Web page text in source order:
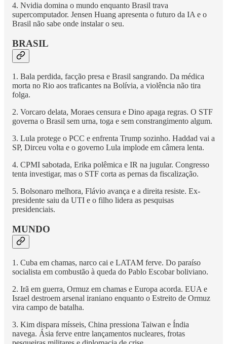
4. Nvidia domina o mundo enquanto Brasil trava
supercomputador. Jensen Huang apresenta o futuro da IA e o
Brasil não sabe onde instalar o seu.
BRASIL
1. Bala perdida, facção presa e Brasil sangrando. Da médica
morta no Rio aos traficantes na Bolívia, a violência não tira
folga.
2. Vorcaro delata, Moraes censura e Dino apaga regras. O STF
governa o Brasil sem urna, toga e sem constrangimento algum.
3. Lula protege o PCC e enfrenta Trump sozinho. Haddad vai a
SP, Dirceu volta e o governo Lula implode em câmera lenta.
4. CPMI sabotada, Erika polêmica e IR na jugular. Congresso
tenta investigar, mas o STF corta as pernas da fiscalização.
5. Bolsonaro melhora, Flávio avança e a direita resiste. Ex-
presidente saiu da UTI e o filho lidera as pesquisas
presidenciais.
MUNDO
1. Cuba em chamas, narco cai e LATAM ferve. Do paraíso
socialista em combustão à queda do Pablo Escobar boliviano.
2. Irã em guerra, Ormuz em chamas e Europa acorda. EUA e
Israel destroem arsenal iraniano enquanto o Estreito de Ormuz
vira campo de batalha.
3. Kim dispara mísseis, China pressiona Taiwan e Índia
navega. Ásia ferve entre lançamentos nucleares, frotas